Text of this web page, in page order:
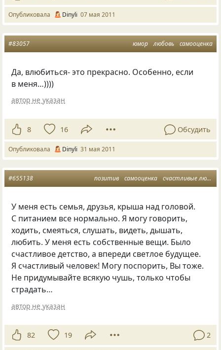
Опубликовала Dinyli 07 мая 2011
юмор любовь самооценка
#83057
Да, влюбиться- это прекрасно. Особенно, если
в меня…))))
автор не указан
8 16 Обсудить
Опубликовала Dinyli 31 мая 2011
позитив самооценка счастливые люди
#655138
У меня есть семья, друзья, крыша над головой.
С питанием все нормально. Я могу говорить,
ходить, смеяться, слушать, видеть, дышать,
любить. У меня есть собственные вещи. Было
счастливое детство, а впереди светлое будущее.
Я счастливый человек! Могу поспорить, Вы тоже.
Не придумывайте всякую чушь, только чтобы
страдать…
автор не указан
82 19 2